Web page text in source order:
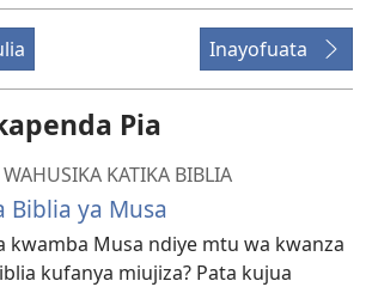
Inayofuata
Pia
KATIKA BIBLIA
Biblia ya Musa
kwamba Musa ndiye mtu wa kwanza
kufanya miujiza? Pata kujua